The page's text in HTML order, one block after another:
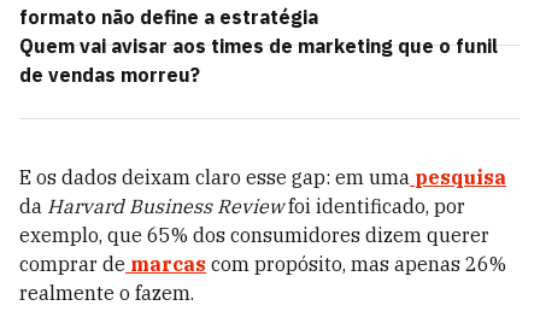
formato não define a estratégia
Quem vai avisar aos times de marketing que o funil
de vendas morreu?
E os dados deixam claro esse gap: em uma pesquisa
da Harvard Business Reviewfoi identificado, por
exemplo, que 65% dos consumidores dizem querer
comprar de marcas com propósito, mas apenas 26%
realmente o fazem.